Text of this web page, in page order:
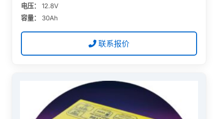
电压：
12.8V
容量：
30Ah
联系报价